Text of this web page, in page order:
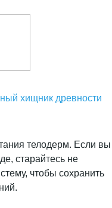
хищник древности
телодерм. Если вы
старайтесь не
чтобы сохранить